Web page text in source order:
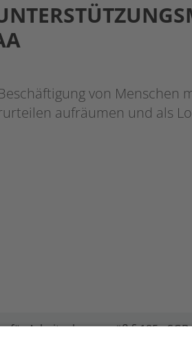
von Menschen
aufräumen und als
Arbeitgeber gemäß § 185a
V. durchgeführt.